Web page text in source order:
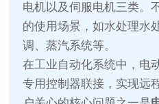
电机以及伺服电机三类。
的使用场景，如水处理水
调、蒸汽系统等。
在工业自动化系统中，电
专用控制器联接，实现远